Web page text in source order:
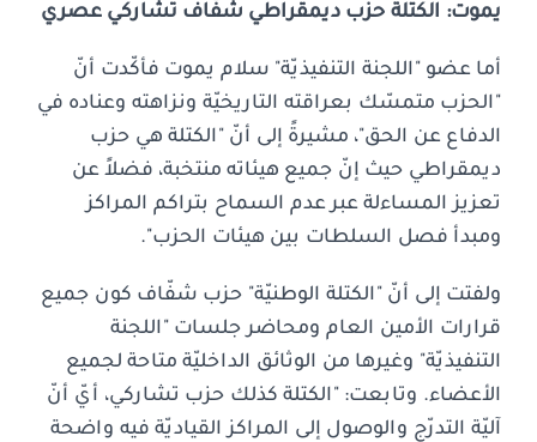
يموت: الكتلة حزب ديمقراطي شفّاف تشاركي عصري
أما عضو "اللجنة التنفيذيّة" سلام يموت فأكّدت أنّ
"الحزب متمسّك بعراقته التاريخيّة ونزاهته وعناده في
الدفاع عن الحق"، مشيرةً إلى أنّ "الكتلة هي حزب
ديمقراطي حيث إنّ جميع هيئاته منتخبة، فضلاً عن
تعزيز المساءلة عبر عدم السماح بتراكم المراكز
ومبدأ فصل السلطات بين هيئات الحزب".
ولفتت إلى أنّ "الكتلة الوطنيّة" حزب شفّاف كون جميع
قرارات الأمين العام ومحاضر جلسات "اللجنة
التنفيذيّة" وغيرها من الوثائق الداخليّة متاحة لجميع
الأعضاء. وتابعت: "الكتلة كذلك حزب تشاركي، أيّ أنّ
آليّة التدرّج والوصول إلى المراكز القياديّة فيه واضحة